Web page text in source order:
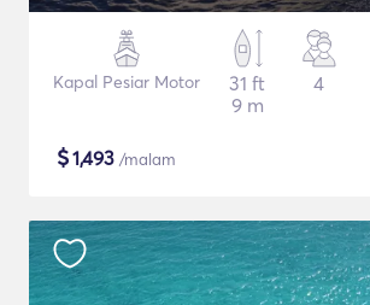
Kapal Pesiar Motor
31 ft
9 m
4
$1,493 /malam